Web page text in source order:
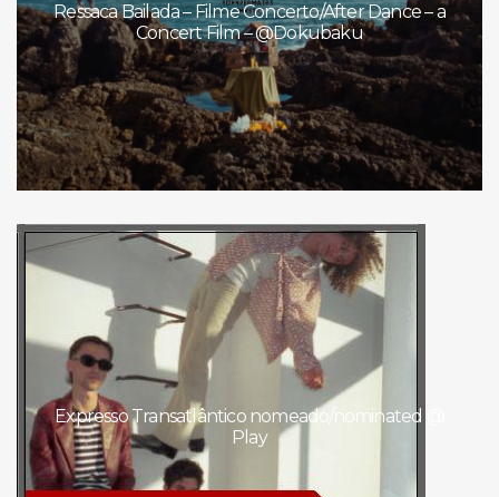
Ressaca Bailada – Filme Concerto/After Dance – a
Concert Film – @Dokubaku
Expresso Transatlântico nomeado/nominated @
Play